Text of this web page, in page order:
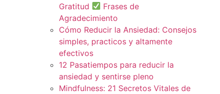
Gratitud
Frases de
Agradecimiento
Cómo Reducir la Ansiedad: Consejos
simples, practicos y altamente
efectivos
12 Pasatiempos para reducir la
ansiedad y sentirse pleno
Mindfulness: 21 Secretos Vitales de